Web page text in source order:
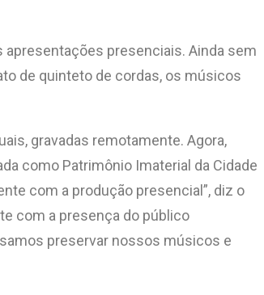
apresentações presenciais. Ainda sem
de quinteto de cordas, os músicos
gravadas remotamente. Agora,
como Patrimônio Imaterial da Cidade
com a produção presencial”, diz o
com a presença do público
preservar nossos músicos e